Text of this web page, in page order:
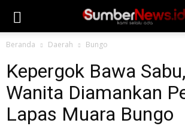
Beranda Daerah Bungo
Kepergok Bawa
Wanita Diamankan
Lapas Muara Bungo